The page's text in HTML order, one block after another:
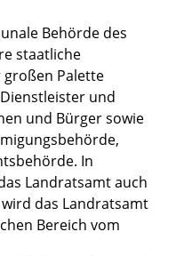
Behörde des
staatliche
Palette
und
und Bürger sowie
In
Landratsamt auch
das Landratsamt
Bereich vom